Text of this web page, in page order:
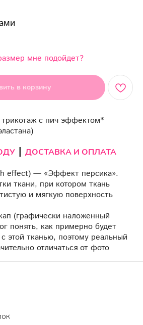
мне подойдет?
в корзину
с пич эффектом*
ДОСТАВКА И ОПЛАТА
effect) — «Эффект персика».
ткани, при котором ткань
и мягкую поверхность
(графически наложенный
понять, как примерно будет
этой тканью, поэтому реальный
отличаться от фото
ОБРАЩАЙТЕСЬ